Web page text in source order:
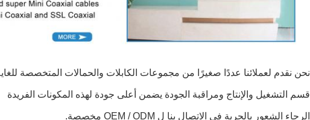
نحن نقدم لعملائنا عددًا صغيرًا من مجموعات الكابلات والحمالات المتخصصة
قسم التشغيل والإنتاج ومراقبة الجودة يضمن أعلى جودة لهذه المكونات الفريدة
الرجاء الشعور بالحرية في الاتصال بنا ل OEM / ODM مخصصة.